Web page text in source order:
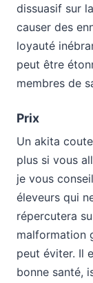
dissuasif sur
causer des
loyauté
peut être
membres de
Prix
Un akita
plus si vous
je vous
éleveurs qui
répercutera
malformation
peut éviter. Il
bonne santé,